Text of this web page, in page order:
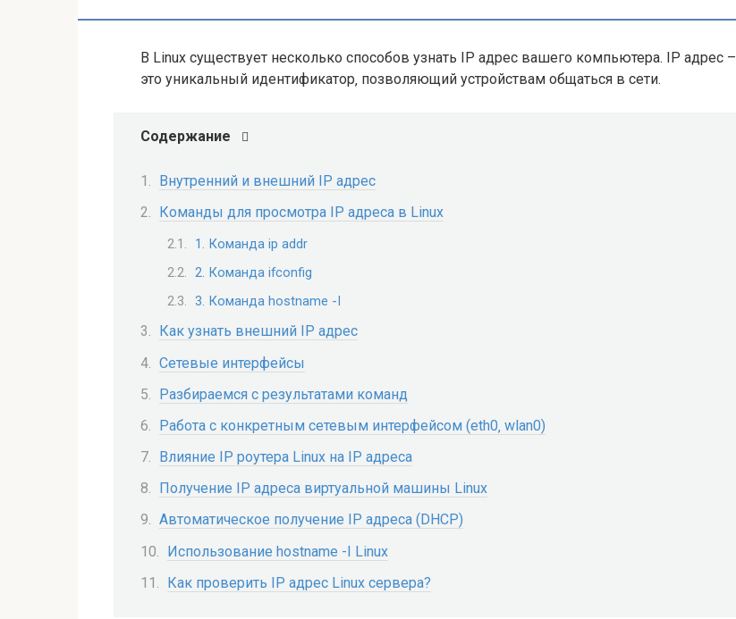
В Linux существует несколько способов узнать IP адрес вашего компьютера. IP адрес –
это уникальный идентификатор‚ позволяющий устройствам общаться в сети.
Содержание
Внутренний и внешний IP адрес
Команды для просмотра IP адреса в Linux
1. Команда ip addr
2. Команда ifconfig
3. Команда hostname -I
Как узнать внешний IP адрес
Сетевые интерфейсы
Разбираемся с результатами команд
Работа с конкретным сетевым интерфейсом (eth0‚ wlan0)
Влияние IP роутера Linux на IP адреса
Получение IP адреса виртуальной машины Linux
Автоматическое получение IP адреса (DHCP)
Использование hostname -I Linux
Как проверить IP адрес Linux сервера?